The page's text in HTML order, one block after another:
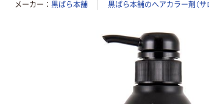
メーカー 黒ばら本舗 黒ばら本舗のヘアカラー剤（サ